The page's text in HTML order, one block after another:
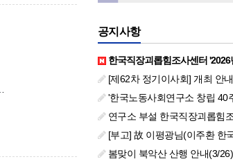
공지사항
한국직장괴롭힘조사센터 '2026년도 하반기 주요 사업 안내' (교
[제62차 정기이사회] 개최 안내
'한국노동사회연구소 창립 40주년 기념 행사
연구소 부설 한국직장괴롭힘조사센터 '2026년도 주요 사업 안내' (교육/
[부고] 故 이평광님(이주환 한국노동사회연구소 부소장
봄맞이 북악산 산행 안내(3/26)